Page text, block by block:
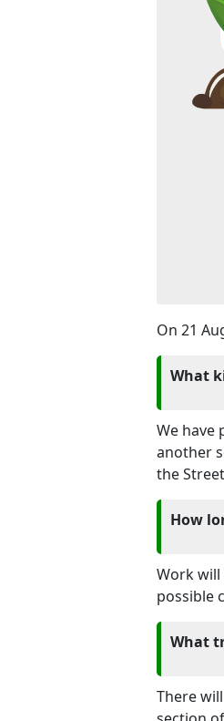
On 21
What
We have
another
the
How
Work will
possible
What
There